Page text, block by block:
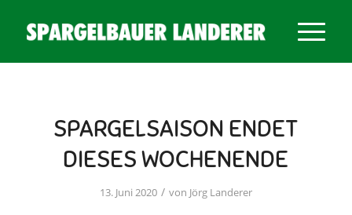
SPARGELSAISON ENDET
DIESES WOCHENENDE
13. Juni 2020 / von Jörg Landerer